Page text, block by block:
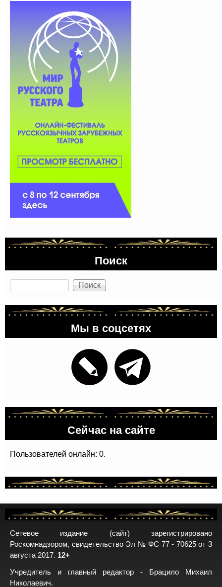
Поиск
Поиск
Мы в соцсетях
Сейчас на сайте
Пользователей онлайн: 0.
Сетевое издание (сайт) зарегистрировано
Роскомнадзором, свидетельство Эл № ФС 77 - 70625 от 3
августа 2017. 12+
Учредитель и главный редактор - Брацило Михаил
Николаевич.